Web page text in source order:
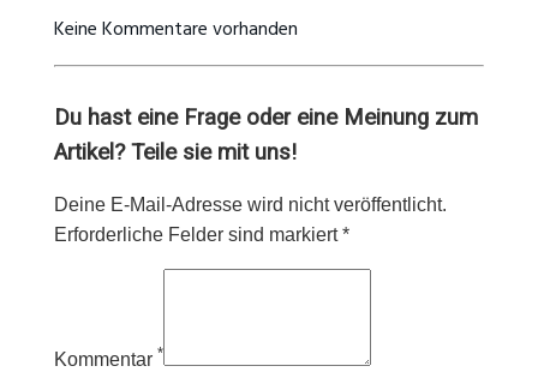
Keine Kommentare vorhanden
Du hast eine Frage oder eine Meinung zum
Artikel? Teile sie mit uns!
Deine E-Mail-Adresse wird nicht veröffentlicht.
Erforderliche Felder sind markiert *
Kommentar *